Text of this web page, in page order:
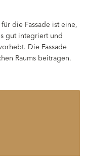
die Fassade ist eine,
gut integriert und
Die Fassade
Raums beitragen.